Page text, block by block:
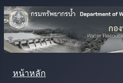
หน้าหลัก